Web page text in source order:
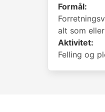
Formål:
alt som
Aktivitet:
Felling og